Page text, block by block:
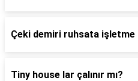
Çeki demiri ruhsata işletme
Tiny house lar çalınır mı?